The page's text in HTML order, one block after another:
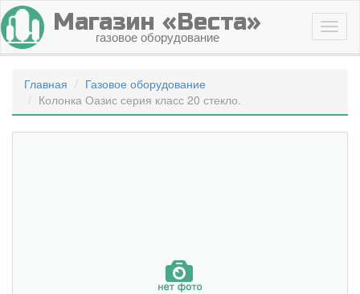
Магазин «Веста»
газовое оборудование
Главная
Газовое оборудование
Колонка Оазис серия класс 20 стекло.